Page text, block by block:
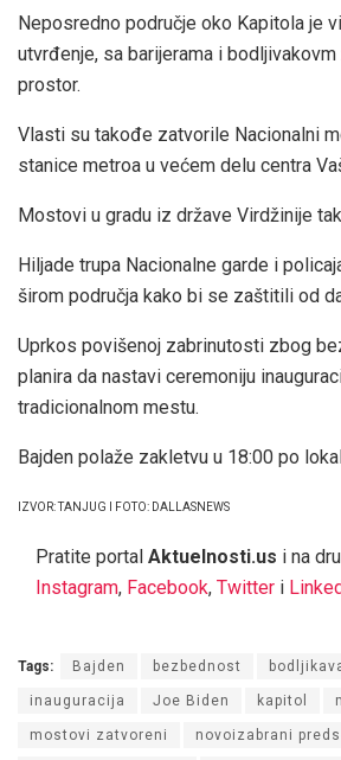
Neposredno područje oko Kapitola je
utvrđenje, sa barijerama i
prostor.
Vlasti su takođe zatvorile Nacionalni
stanice metroa u većem delu centra
Mostovi u gradu iz države Virdžinije
Hiljade trupa Nacionalne garde i
širom područja kako bi se zaštitili od
Uprkos povišenoj zabrinutosti zbog
planira da nastavi ceremoniju
tradicionalnom mestu.
Bajden polaže zakletvu u 18:00 po
IZVOR: TANJUG I FOTO: DALLASNEWS
Pratite portal Aktuelnosti.us i na
Instagram, Facebook, Twitter i
Tags: Bajden bezbednost
inauguracija Joe Biden kapitol
mostovi zatvoreni novoizabrani